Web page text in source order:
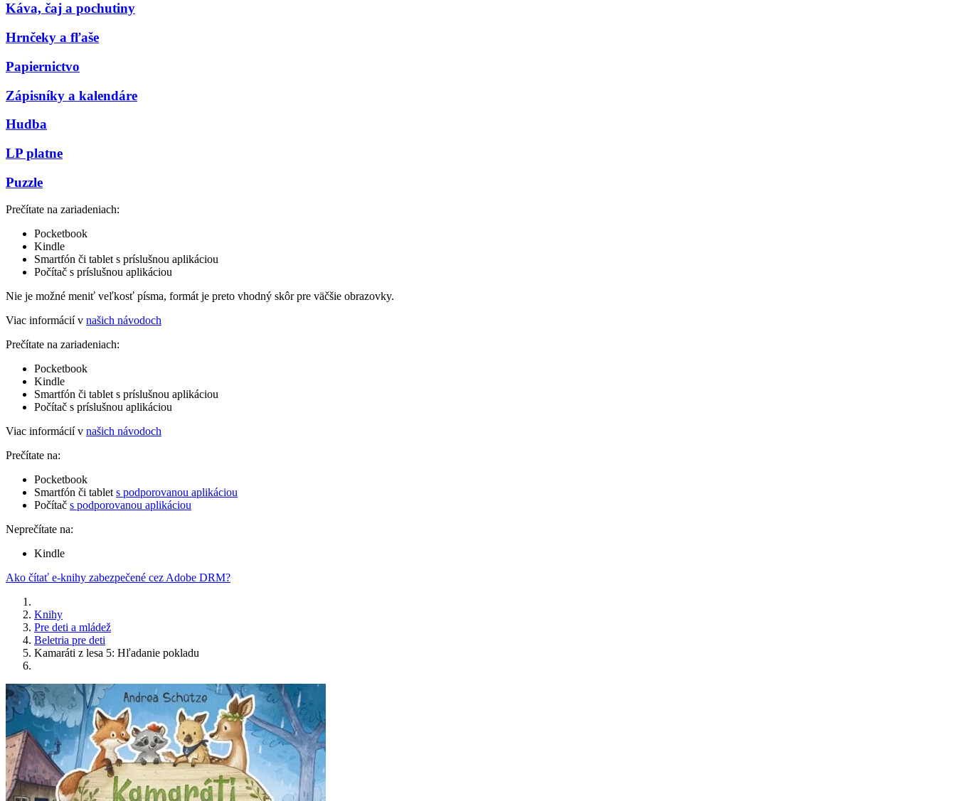
Káva, čaj a pochutiny
Hrnčeky a fľaše
Papiernictvo
Zápisníky a kalendáre
Hudba
LP platne
Puzzle
Prečítate na zariadeniach:
Pocketbook
Kindle
Smartfón či tablet s príslušnou aplikáciou
Počítač s príslušnou aplikáciou
Nie je možné meniť veľkosť písma, formát je preto vhodný skôr pre väčšie obrazovky.
Viac informácií v našich návodoch
Prečítate na zariadeniach:
Pocketbook
Kindle
Smartfón či tablet s príslušnou aplikáciou
Počítač s príslušnou aplikáciou
Viac informácií v našich návodoch
Prečítate na:
Pocketbook
Smartfón či tablet s podporovanou aplikáciou
Počítač s podporovanou aplikáciou
Neprečítate na:
Kindle
Ako čítať e-knihy zabezpečené cez Adobe DRM?
Knihy
Pre deti a mládež
Beletria pre deti
Kamaráti z lesa 5: Hľadanie pokladu